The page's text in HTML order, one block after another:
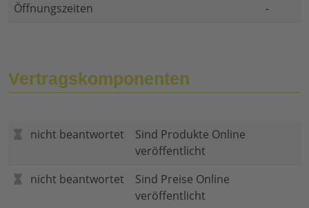
Öffnungszeiten -
Vertragskomponenten
nicht beantwortet
Sind Produkte Online
veröffentlicht
nicht beantwortet
Sind Preise Online
veröffentlicht